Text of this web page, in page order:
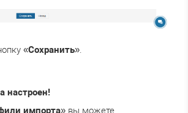
«Сохранить».
настроен!
импорта» вы можете